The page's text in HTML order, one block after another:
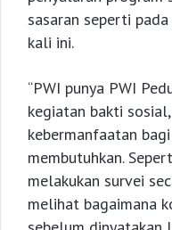
sasaran seperti
kali ini.
“PWI punya PWI
kegiatan bakti
kebermanfaatan
membutuhkan.
melakukan survei
melihat bagaimana